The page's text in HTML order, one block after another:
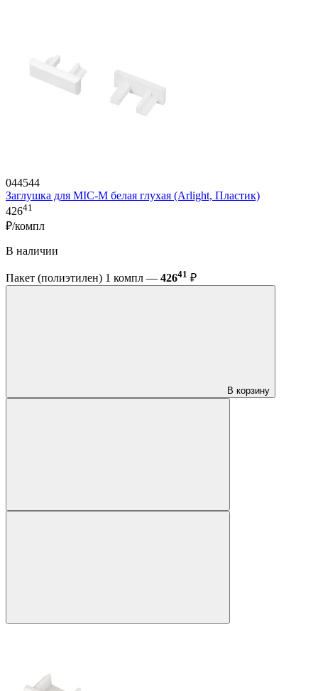
044544
Заглушка для MIC-M белая глухая (Arlight, Пластик)
42641
₽/компл
В наличии
Пакет (полиэтилен) 1 компл — 42641 ₽
В корзину